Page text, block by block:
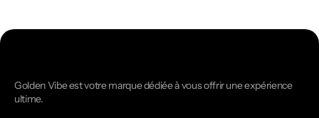
Golden Vibe est votre marque dédiée à vous offrir une expérience
ultime.